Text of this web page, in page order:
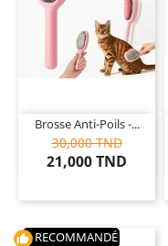
Brosse Anti-Poils -...
30,000 TND
21,000 TND
thumb_up RECOMMANDÉ